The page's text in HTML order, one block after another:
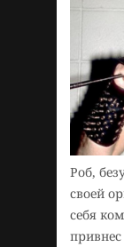
Роб,
своей
себя